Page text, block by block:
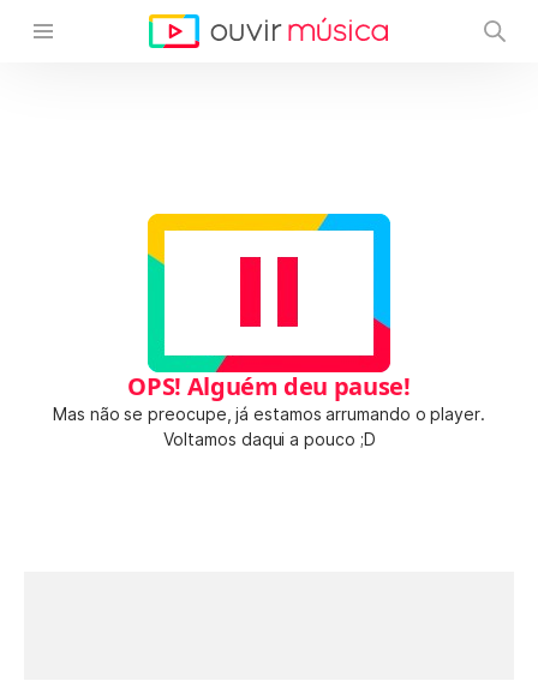
OPS! Alguém deu pause!
Mas não se preocupe, já estamos arrumando o player.
Voltamos daqui a pouco ;D